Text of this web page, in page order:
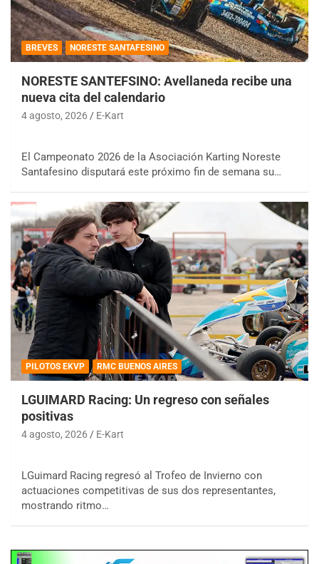
BREVES NORESTE SANTAFESINO
NORESTE SANTEFSINO: Avellaneda recibe una
nueva cita del calendario
4 agosto, 2026 E-Kart
El Campeonato 2026 de la Asociación Karting Noreste
Santafesino disputará este próximo fin de semana su…
PILOTOS EKVP RMC BUENOS AIRES
LGUIMARD Racing: Un regreso con señales
positivas
4 agosto, 2026 E-Kart
LGuimard Racing regresó al Trofeo de Invierno con
actuaciones competitivas de sus dos representantes,
mostrando ritmo…